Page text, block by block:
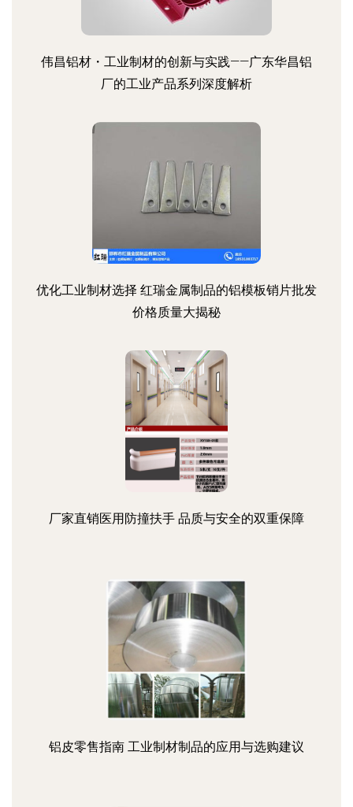
伟昌铝材・工业制材的创新与实践——广东华昌铝
厂的工业产品系列深度解析
优化工业制材选择 红瑞金属制品的铝模板销片批发
价格质量大揭秘
厂家直销医用防撞扶手 品质与安全的双重保障
铝皮零售指南 工业制材制品的应用与选购建议